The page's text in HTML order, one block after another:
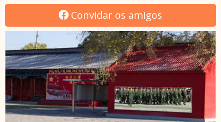
Convidar os amigos